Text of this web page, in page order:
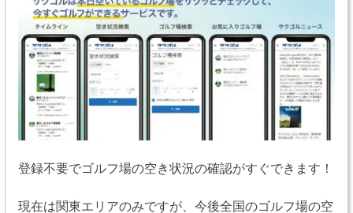
登録不要でゴルフ場の空き状況の確認がすぐできます！
現在は関東エリアのみですが、今後全国のゴルフ場の空